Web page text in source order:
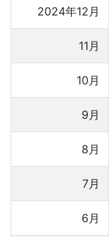
2024年12月
11月
10月
9月
8月
7月
6月